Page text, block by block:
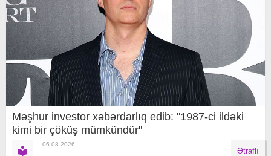
Məşhur investor xəbərdarlıq edib: "1987-ci ildəki
kimi bir çöküş mümkündür"
06.08.2026
Ətraflı